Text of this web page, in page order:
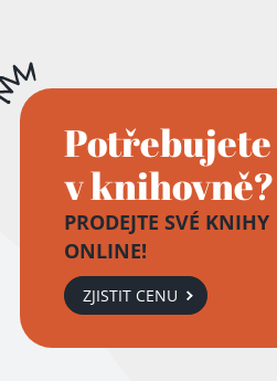
v knihovně?
PRODEJTE SVÉ KNIHY
ONLINE!
ZJISTIT CENU